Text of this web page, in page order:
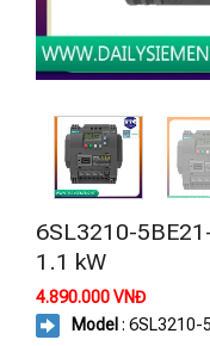
6SL3210-
1.1 kW
4.890.000VNĐ
Model : 6SL3210-